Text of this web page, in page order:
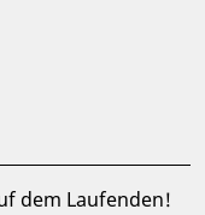
dem Laufenden!